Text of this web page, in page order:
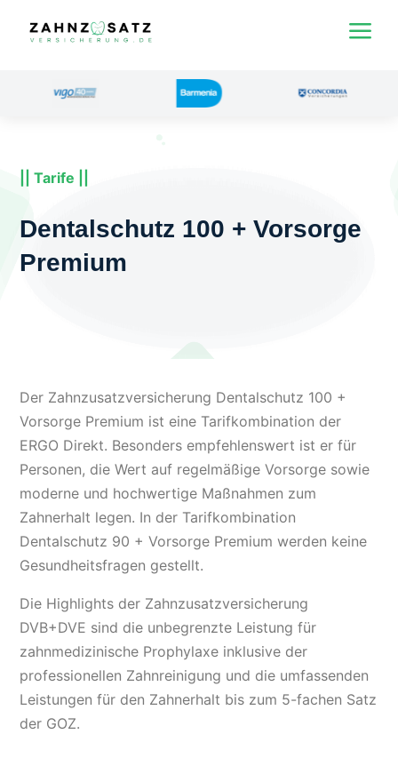
a
|| Tarife ||
Dentalschutz 100 + Vorsorge
Premium
Der Zahnzusatzversicherung Dentalschutz 100 +
Vorsorge Premium ist eine Tarifkombination der
ERGO Direkt. Besonders empfehlenswert ist er für
Personen, die Wert auf regelmäßige Vorsorge sowie
moderne und hochwertige Maßnahmen zum
Zahnerhalt legen. In der Tarifkombination
Dentalschutz 90 + Vorsorge Premium werden keine
Gesundheitsfragen gestellt.
Die Highlights der Zahnzusatzversicherung
DVB+DVE sind die unbegrenzte Leistung für
zahnmedizinische Prophylaxe inklusive der
professionellen Zahnreinigung und die umfassenden
Leistungen für den Zahnerhalt bis zum 5-fachen Satz
der GOZ.